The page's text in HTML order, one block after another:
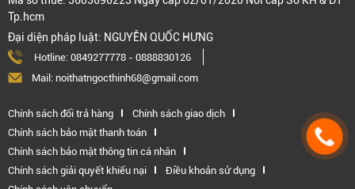
Tp.hcm
Đại diện pháp luật: NGUYỄN QUỐC HƯNG
Hotline: 0849277778 - 0888830126
Mail: noithatngocthinh68@gmail.com
Chính sách đổi trả hàng
Chính sách giao dịch
Chính sách bảo mật thanh toán
Chính sách bảo mật thông tin cá nhân
Chính sách giải quyết khiếu nại
Điều khoản sử dụng